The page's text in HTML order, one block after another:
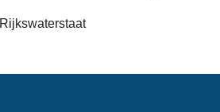
Rijkswaterstaat